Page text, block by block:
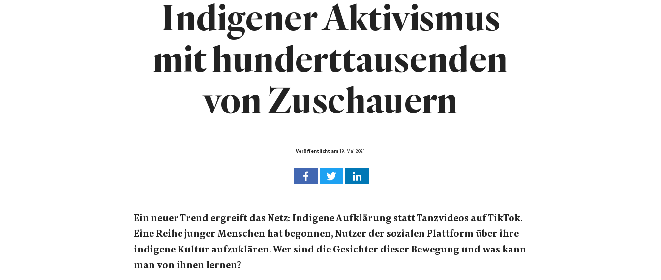
Indigener Aktivismus
mit hunderttausenden
von Zuschauern
Veröffentlicht am 19. Mai 2021
Ein neuer Trend ergreift das Netz: Indigene Aufklärung statt Tanzvideos auf TikTok.
Eine Reihe junger Menschen hat begonnen, Nutzer der sozialen Plattform über ihre
indigene Kultur aufzuklären. Wer sind die Gesichter dieser Bewegung und was kann
man von ihnen lernen?